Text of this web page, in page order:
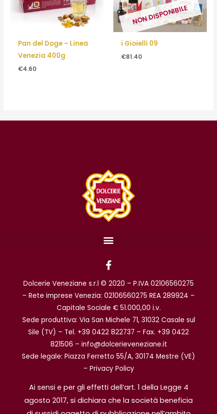
Pan del Doge – Linea
Venezia 400g
€4.60
NON DISPONIBILE
i Gioielli 09
€81.40
F
a
c
e
b
o
o
k
-
f
Dolcerie Veneziane s.r.l © 2020 – P.IVA 02106560275
– Rete imprese Venezia: 02106560275 REA 289924 –
Capitale Sociale € 51.000,00 i.v.
Sede produttiva: Via San Michele 71, 31032 Casale sul
Sile (TV) – Tel. +39 0422 822737 – Fax. +39 0422
821506 – info@dolcerieveneziane.it
Sede legale: Piazza Ferretto 55/A, 30174 Mestre (VE)
– Privacy Policy
Ai sensi e per gli effetti dell’art. 1 della Legge 4
agosto 2017, si dichiara che la società beneficia